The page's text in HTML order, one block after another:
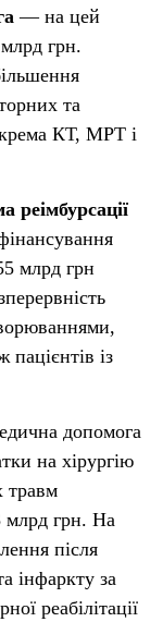
— на цей
грн.
та
КТ, МРТ і
реімбурсації
млрд грн
із
допомога
на хірургію
травм
млрд грн. На
після
інфаркту за
реабілітації